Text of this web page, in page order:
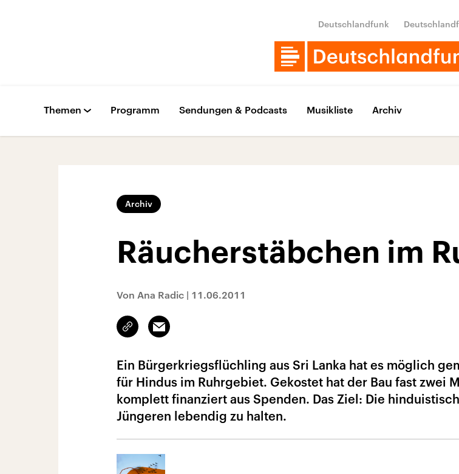
Deutschlandfunk
Themen Programm Sendungen & Podcasts Musikliste Archiv
Archiv
Räucherstäbchen im
Von Ana Radic | 11.06.2011
Link
kopieren/teilen
Email
Ein Bürgerkriegsflüchling aus Sri Lanka hat es möglich
für Hindus im Ruhrgebiet. Gekostet hat der Bau fast zwei
komplett finanziert aus Spenden. Das Ziel: Die
Jüngeren lebendig zu halten.